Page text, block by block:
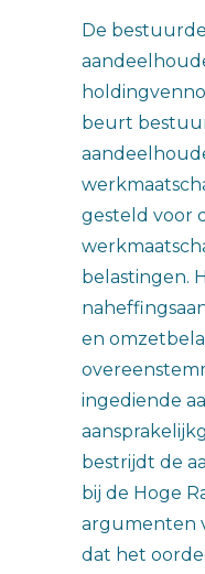
De
beurt
gesteld voor
belastingen.
en
ingediende
bestrijdt de
bij de Hoge
argumenten
dat het